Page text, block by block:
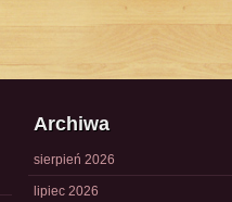
Archiwa
sierpień 2026
lipiec 2026